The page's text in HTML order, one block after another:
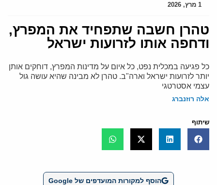
1 מרץ, 2026
טהרן חשבה שתפחיד את המפרץ,
ודחפה אותו לזרועות ישראל
כל פגיעה במכלית נפט, כל איום על מדינות המפרץ, דוחקים אותן
יותר לזרועות ישראל וארה"ב. טהרן לא מבינה שהיא עושה גול
עצמי אסטרטגי
אלה רוזנברג
שיתוף
הוסף למקורות המועדפים של Google